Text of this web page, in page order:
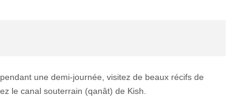
une demi-journée, visitez de beaux récifs de
le canal souterrain (qanât) de Kish.